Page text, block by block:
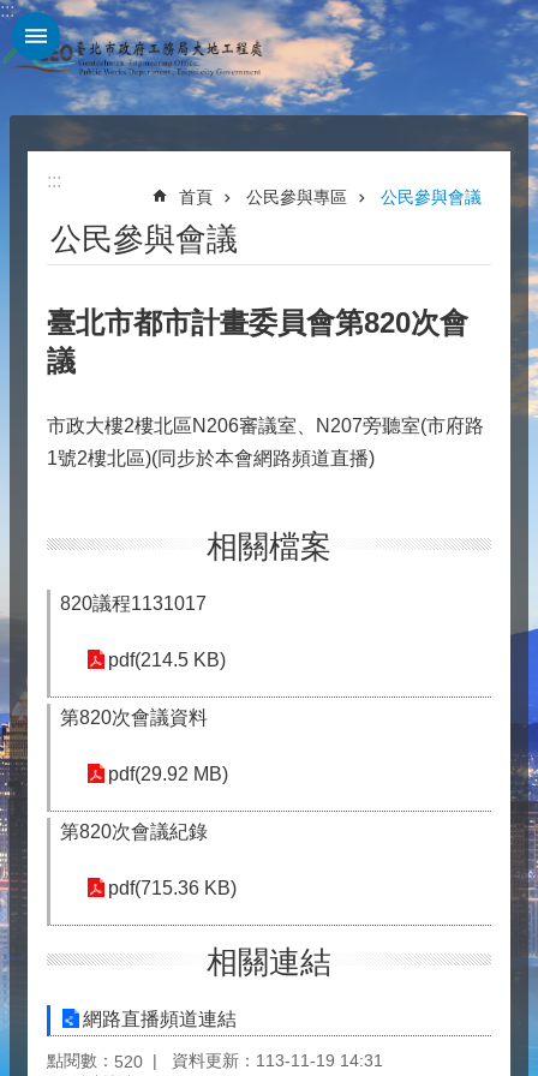
跳到主要內容區塊
:::
:::
首頁 公民參與專區 公民參與會議
公民參與會議
臺北市都市計畫委員會第820次會
議
市政大樓2樓北區N206審議室、N207旁聽室(市府路
1號2樓北區)(同步於本會網路頻道直播)
相關檔案
820議程1131017
pdf(214.5 KB)
第820次會議資料
pdf(29.92 MB)
第820次會議紀錄
pdf(715.36 KB)
相關連結
網路直播頻道連結
點閱數： 520
資料更新：113-11-19 14:31